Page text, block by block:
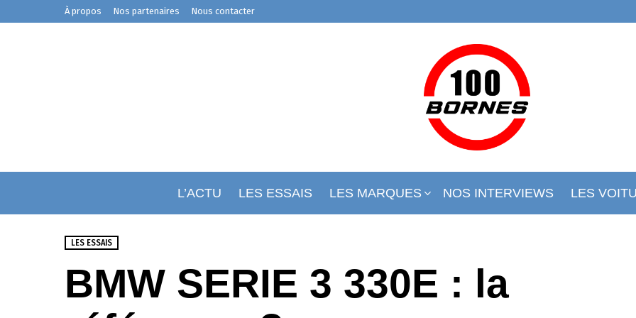
À propos Nos partenaires Nous contacter
L’ACTU LES ESSAIS LES MARQUES NOS INTERVIEWS LES
LES ESSAIS
BMW SERIE 3 330E : la